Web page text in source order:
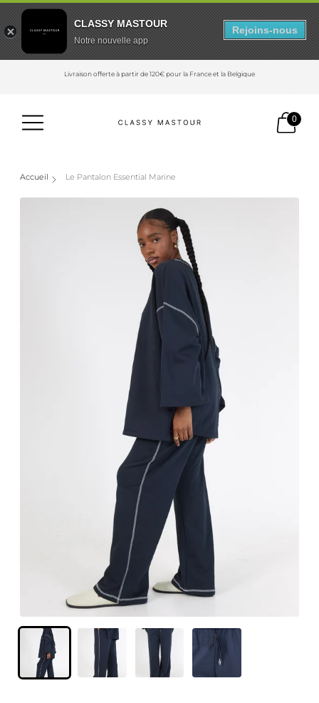
Livraison offerte à partir de 120€ pour la France et la Belgique
0
Accueil Le Pantalon Essential Marine
CLASSY MASTOUR
Notre nouvelle app
Rejoins-nous